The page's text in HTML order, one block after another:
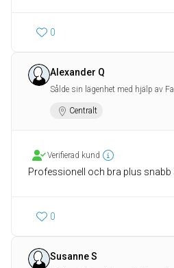
0
Alexander Q
Sålde sin lägenhet med hjälp av
Centralt
Verifierad kund
Professionell och bra plus snabb
0
Susanne S